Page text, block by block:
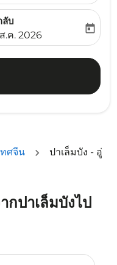
label
ลับ
return-date-
.ค. 2026
today
ทศจีน
ปาเล็มบัง - อู่
ปาเล็มบังไป
งและ/หรือปลายทาง) หรื